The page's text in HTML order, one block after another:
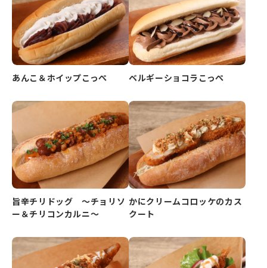
あんこ＆ホイップこっぺ ベルギーショコラこっぺ
旨辛チリドッグ ～チョリソ
ー＆チリコンカルニ～
かにクリームコロッケのカス
クート